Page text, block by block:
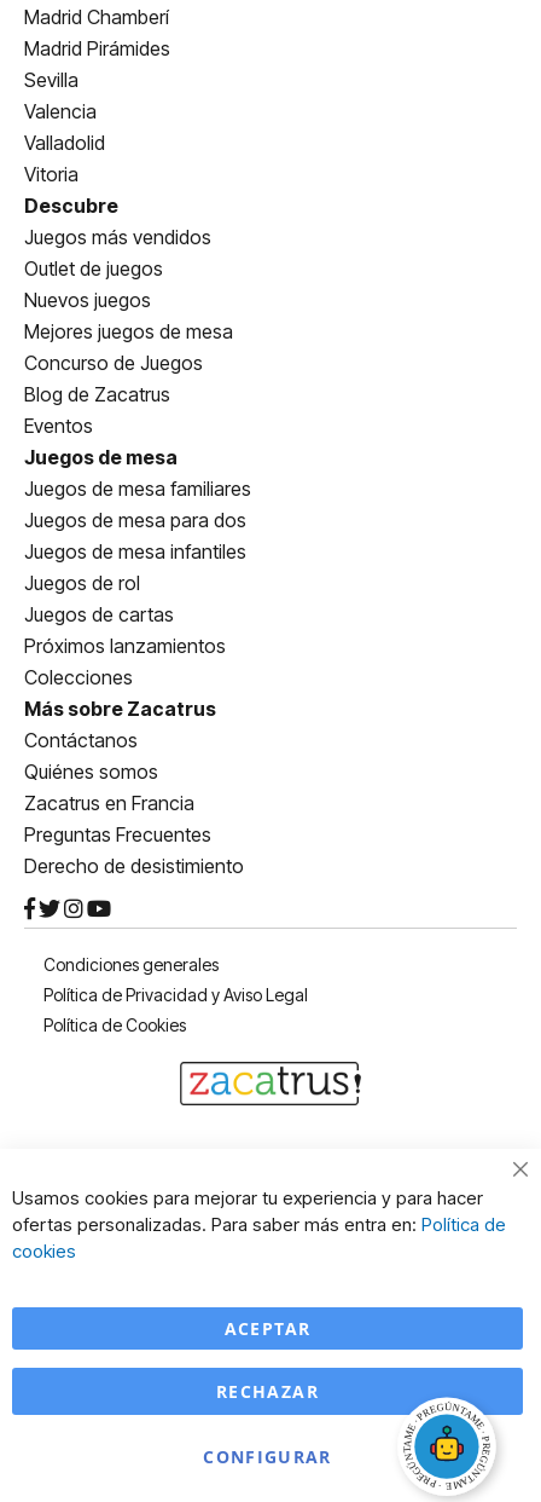
Madrid Chamberí
Madrid Pirámides
Sevilla
Valencia
Valladolid
Vitoria
Descubre
Juegos más vendidos
Outlet de juegos
Nuevos juegos
Mejores juegos de mesa
Concurso de Juegos
Blog de Zacatrus
Eventos
Juegos de mesa
Juegos de mesa familiares
Juegos de mesa para dos
Juegos de mesa infantiles
Juegos de rol
Juegos de cartas
Próximos lanzamientos
Colecciones
Más sobre Zacatrus
Contáctanos
Quiénes somos
Zacatrus en Francia
Preguntas Frecuentes
Derecho de desistimiento
Condiciones generales
Política de Privacidad y Aviso Legal
Política de Cookies
Usamos cookies para mejorar tu experiencia y para hacer
ofertas personalizadas. Para saber más entra en: Política de
cookies
ACEPTAR
CONFIGURAR
RECHAZAR